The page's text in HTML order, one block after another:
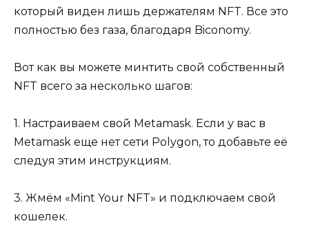
который виден лишь держателям NFT. Все это
полностью без газа, благодаря Biconomy.
Вот как вы можете минтить свой собственный
NFT всего за несколько шагов:
1. Настраиваем свой Metamask. Если у вас в
Metamask еще нет сети Polygon, то добавьте её
следуя этим инструкциям.
3. Жмём «Mint Your NFT» и подключаем свой
кошелек.